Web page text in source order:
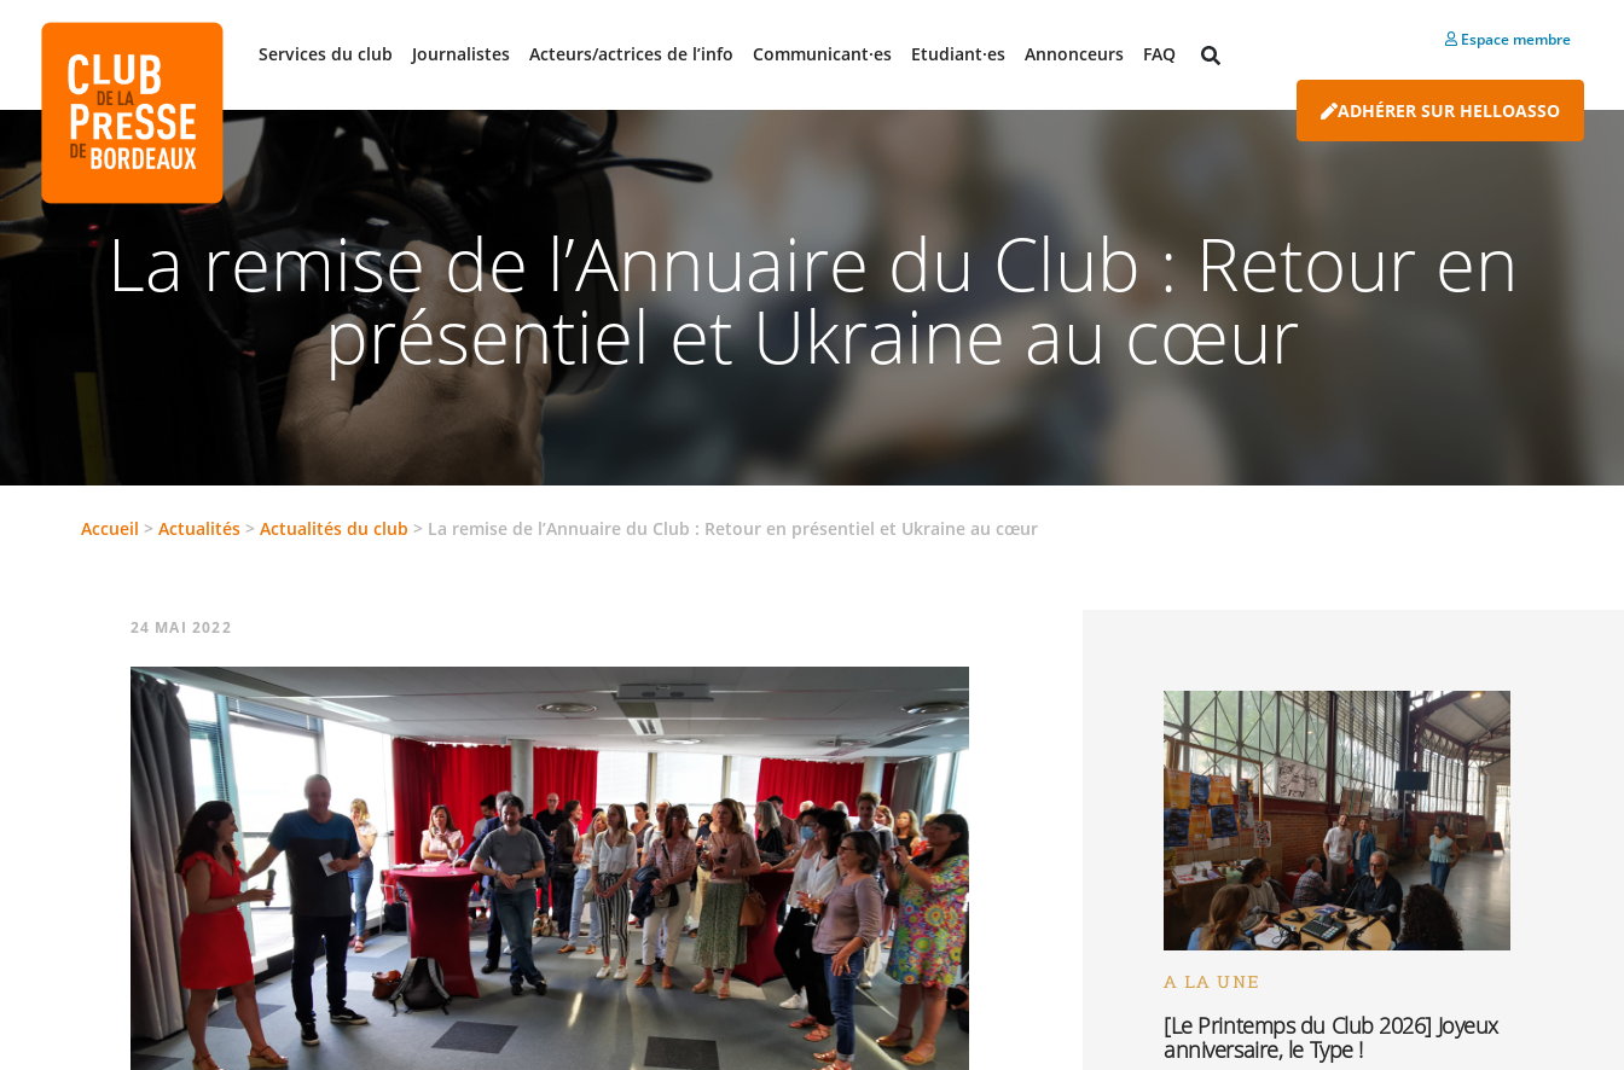
Services du club Journalistes Acteurs/actrices de l’info Communicant·es Etudiant·es Annonceurs FAQ
Espace membre
ADHÉRER SUR HELLOASSO
La remise de l’Annuaire du Club : Retour en
présentiel et Ukraine au cœur
Accueil >Actualités >Actualités du club > La remise de l’Annuaire du Club : Retour en présentiel et Ukraine au cœur
24 MAI 2022
A LA UNE
[Le Printemps du Club 2026] Joyeux
anniversaire, le Type !